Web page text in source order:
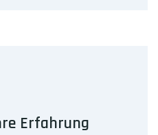
Erfahrung